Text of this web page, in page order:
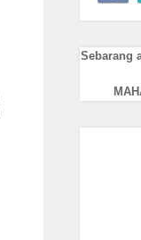
Sebarang